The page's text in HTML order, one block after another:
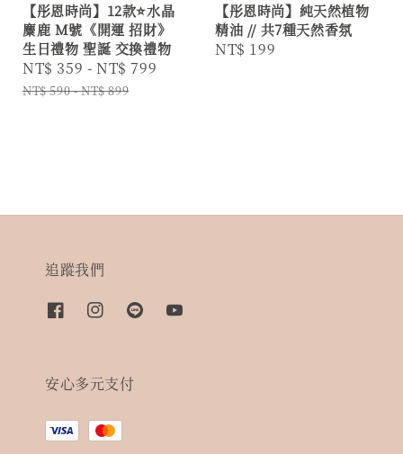
【彤恩時尚】12款⭐水晶
麋鹿 M號《開運 招財》
生日禮物 聖誕 交換禮物
Sale
price
NT$ 359 -NT$ 799
NT$ 590-NT$ 899
【彤恩時尚】純天然植物
精油 // 共7種天然香氛
Regular
NT$ 199
追蹤我們
安心多元支付